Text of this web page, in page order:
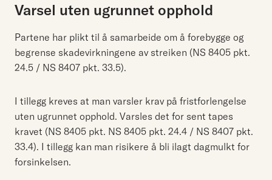
Varsel uten ugrunnet opphold
Partene har plikt til å samarbeide om å forebygge og
begrense skadevirkningene av streiken (NS 8405 pkt.
24.5 / NS 8407 pkt. 33.5).
I tillegg kreves at man varsler krav på fristforlengelse
uten ugrunnet opphold. Varsles det for sent tapes
kravet (NS 8405 pkt. NS 8405 pkt. 24.4 / NS 8407 pkt.
33.4). I tillegg kan man risikere å bli ilagt dagmulkt for
forsinkelsen.